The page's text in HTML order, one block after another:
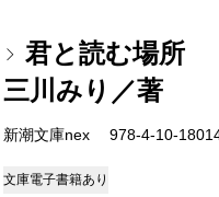
君と読む場所
三川みり／著
新潮文庫nex 978-4-10-
文庫電子書籍あり